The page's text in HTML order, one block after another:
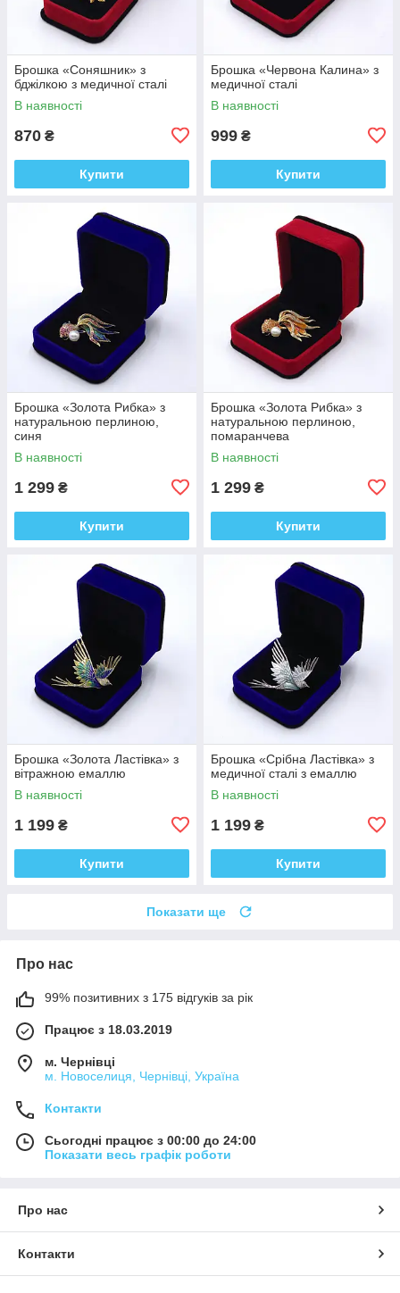
Брошка «Соняшник» з
бджілкою з медичної сталі
В наявності
870 ₴
Купити
Брошка «Червона Калина» з
медичної сталі
В наявності
999 ₴
Купити
Брошка «Золота Рибка» з
натуральною перлиною,
синя
В наявності
1 299 ₴
Купити
Брошка «Золота Рибка» з
натуральною перлиною,
помаранчева
В наявності
1 299 ₴
Купити
Брошка «Золота Ластівка» з
вітражною емаллю
В наявності
1 199 ₴
Купити
Брошка «Срібна Ластівка» з
медичної сталі з емаллю
В наявності
1 199 ₴
Купити
Показати ще
Про нас
99% позитивних з 175 відгуків за рік
Працює з 18.03.2019
м. Чернівці
м. Новоселиця, Чернівці, Україна
Контакти
Сьогодні працює з 00:00 до 24:00
Показати весь графік роботи
Про нас
Контакти